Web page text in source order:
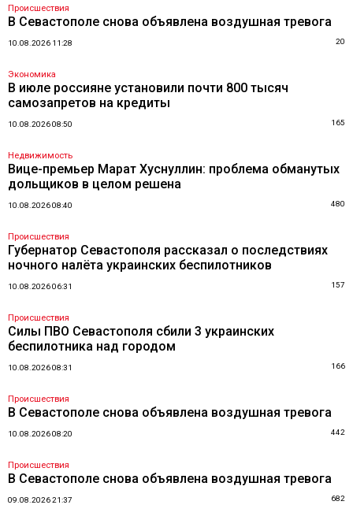
Происшествия
В Севастополе снова объявлена воздушная тревога
10.08.2026 11:28 20
Экономика
В июле россияне установили почти 800 тысяч
самозапретов на кредиты
10.08.2026 08:50 165
Недвижимость
Вице-премьер Марат Хуснуллин: проблема обманутых
дольщиков в целом решена
10.08.2026 08:40 480
Происшествия
Губернатор Севастополя рассказал о последствиях
ночного налёта украинских беспилотников
10.08.2026 06:31 157
Происшествия
Силы ПВО Севастополя сбили 3 украинских
беспилотника над городом
10.08.2026 08:31 166
Происшествия
В Севастополе снова объявлена воздушная тревога
10.08.2026 08:20 442
Происшествия
В Севастополе снова объявлена воздушная тревога
09.08.2026 21:37 682